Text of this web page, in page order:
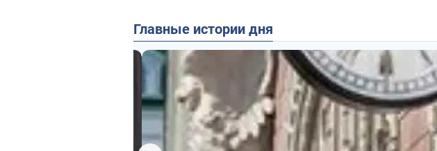
Главные истории дня